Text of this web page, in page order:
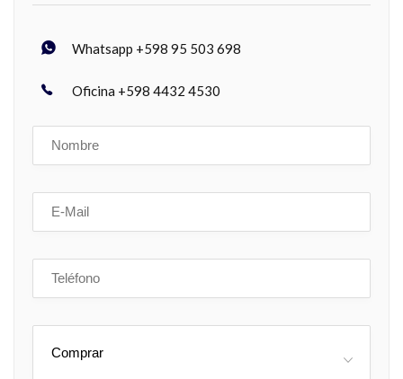
Whatsapp +598 95 503 698
Oficina +598 4432 4530
Comprar